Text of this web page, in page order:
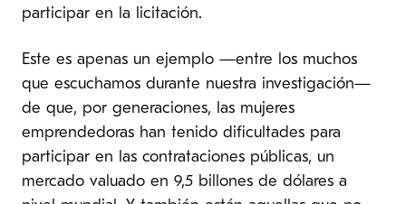
participar en la licitación.
Este es apenas un ejemplo —entre los muchos
que escuchamos durante nuestra investigación—
de que, por generaciones, las mujeres
emprendedoras han tenido dificultades para
participar en las contrataciones públicas, un
mercado valuado en 9,5 billones de dólares a